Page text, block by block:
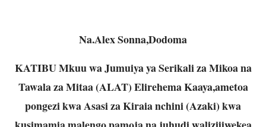
Na.Alex Sonna,Dodoma
KATIBU Mkuu wa Jumuiya ya Serikali za Mikoa na
Tawala za Mitaa (ALAT) Elirehema Kaaya,ametoa
pongezi kwa Asasi za Kiraia nchini (Azaki) kwa